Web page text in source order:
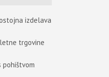
izdelava
trgovine